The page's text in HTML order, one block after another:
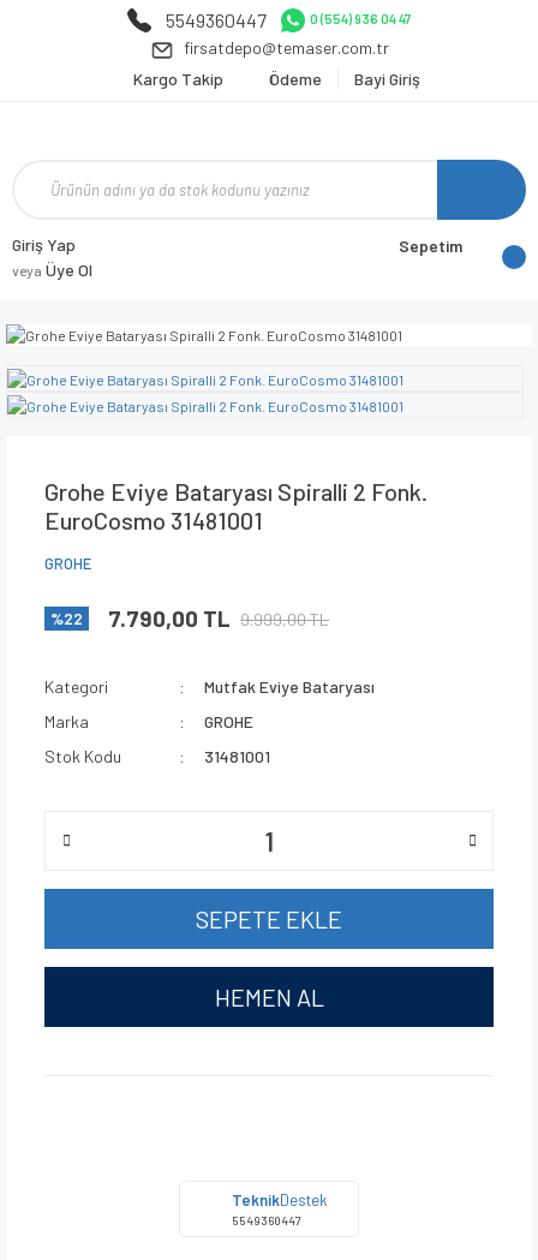
5549360447 0 (554) 936 04 47
firsatdepo@temaser.com.tr
Kargo Takip
Ödeme Bayi Giriş
Giriş Yap
veya Üye Ol
Sepetim
Grohe Eviye Bataryası Spiralli 2 Fonk.
EuroCosmo 31481001
GROHE
%22 7.790,00 TL 9.999,00 TL
Kategori
Mutfak Eviye Bataryası
Marka
GROHE
Stok Kodu
31481001
SEPETE EKLE
HEMEN AL
TeknikDestek
5549360447